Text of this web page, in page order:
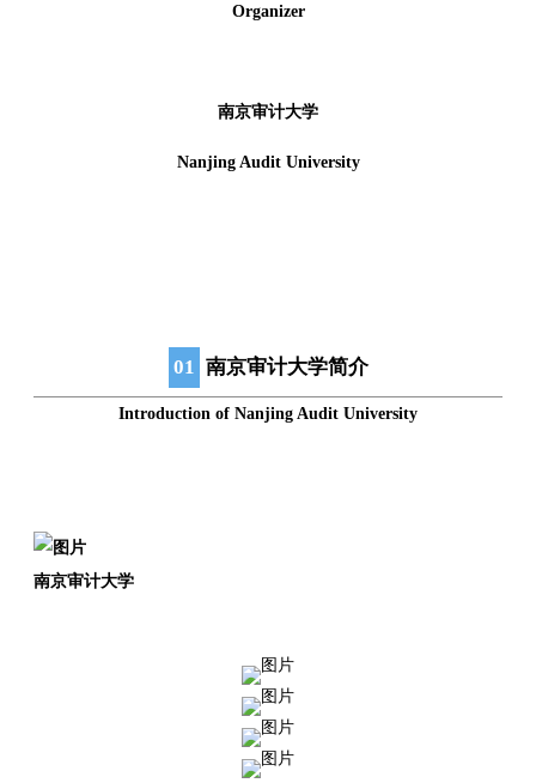
Organizer
南京审计大学
Nanjing Audit University
01 南京审计大学简介
Introduction of Nanjing Audit University
南京审计大学